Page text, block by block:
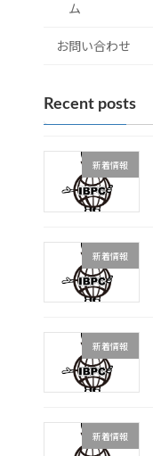
ム
お問い合わせ
Recent posts
新着情報
新着情報
新着情報
新着情報